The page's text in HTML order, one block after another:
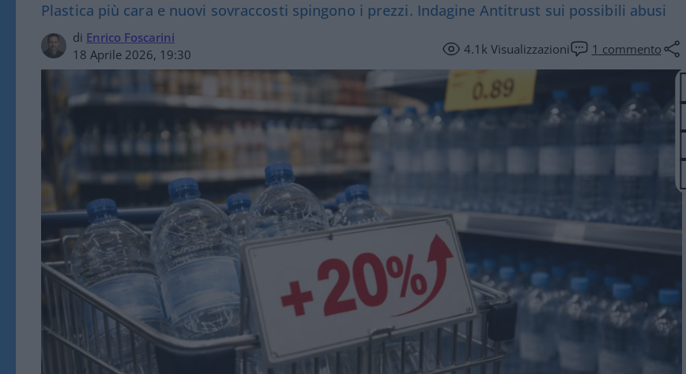
Plastica più cara e nuovi sovraccosti spingono i prezzi. Indagine Antitrust sui possibili abusi
di Enrico Foscarini
18 Aprile 2026, 19:30
4.1kVisualizzazioni 1 commento